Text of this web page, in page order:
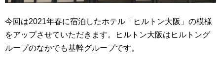
今回は2021年春に宿泊したホテル「ヒルトン大阪」の模様
をアップさせていただきます。
ヒルトン大阪はヒルトング
ループのなかでも基幹グループです。